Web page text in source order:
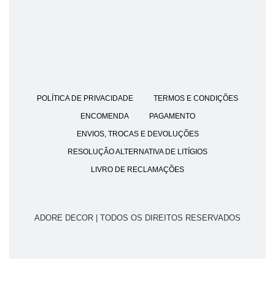
POLÍTICA DE PRIVACIDADE TERMOS E CONDIÇÕES
ENCOMENDA PAGAMENTO
ENVIOS, TROCAS E DEVOLUÇÕES
RESOLUÇÃO ALTERNATIVA DE LITÍGIOS
LIVRO DE RECLAMAÇÕES
ADORE DECOR | TODOS OS DIREITOS RESERVADOS